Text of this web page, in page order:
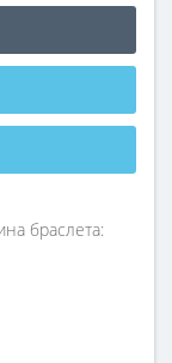
браслета: